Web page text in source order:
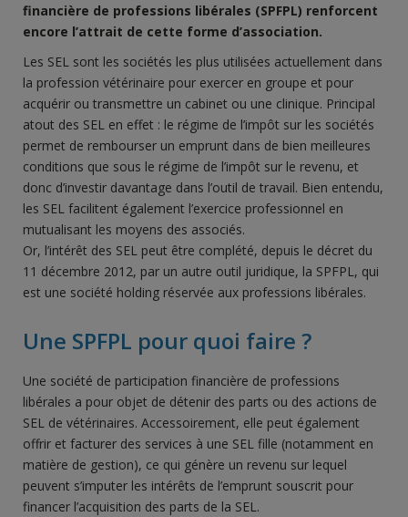
financière de professions libérales (SPFPL) renforcent
encore l’attrait de cette forme d’association.
Les SEL sont les sociétés les plus utilisées actuellement dans
la profession vétérinaire pour exercer en groupe et pour
acquérir ou transmettre un cabinet ou une clinique. Principal
atout des SEL en effet : le régime de l’impôt sur les sociétés
permet de rembourser un emprunt dans de bien meilleures
conditions que sous le régime de l’impôt sur le revenu, et
donc d’investir davantage dans l’outil de travail. Bien entendu,
les SEL facilitent également l’exercice professionnel en
mutualisant les moyens des associés.
Or, l’intérêt des SEL peut être complété, depuis le décret du
11 décembre 2012, par un autre outil juridique, la SPFPL, qui
est une société holding réservée aux professions libérales.
Une SPFPL pour quoi faire ?
Une société de participation financière de professions
libérales a pour objet de détenir des parts ou des actions de
SEL de vétérinaires. Accessoirement, elle peut également
offrir et facturer des services à une SEL fille (notamment en
matière de gestion), ce qui génère un revenu sur lequel
peuvent s’imputer les intérêts de l’emprunt souscrit pour
financer l’acquisition des parts de la SEL.